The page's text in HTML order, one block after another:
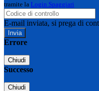
tramite la Login Spaggiari
E-mail inviata, si prega di
Errore
Chiudi
Successo
Chiudi